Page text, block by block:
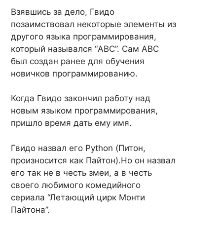
Взявшись за дело, Гвидо
позаимствовал некоторые элементы из
другого языка программирования,
который назывался “ABC”. Сам ABC
был создан ранее для обучения
новичков программированию.
Когда Гвидо закончил работу над
новым языком программирования,
пришло время дать ему имя.
Гвидо назвал его Python (Питон,
произносится как Пайтон).Но он назвал
его так не в честь змеи, а в честь
своего любимого комедийного
сериала “Летающий цирк Монти
Пайтона”.